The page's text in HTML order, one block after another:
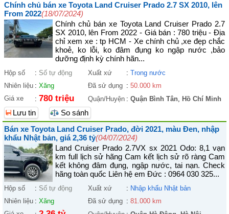
Chính chủ bán xe Toyota Land Cruiser Prado 2.7 SX 2010, lên
From 2022(18/07/2024)
Chính chủ bán xe Toyota Land Cruiser Prado 2.7
SX 2010, lên From 2022 - Giá bán : 780 triệu - Địa
chỉ xem xe : tp HCM - Xe chính chủ ,xe đẹp chắc
khoẻ, ko lỗi, ko đâm đụng ko ngập nước ,bảo
dưỡng định kỳ chính hãn...
Hộp số : Số tự động Xuất xứ : Trong nước
Nhiên liệu : Xăng Đã sử dụng : 50.000 km
Giá xe
: 780 triệu Quận/Huyện : Quận Bình Tân, Hồ Chí Minh
Lưu tin
So sánh
Bán xe Toyota Land Cruiser Prado, đời 2021, màu Đen, nhập
khẩu Nhật bản, giá 2,36 tỷ(04/07/2024)
Land Cruiser Prado 2.7VX sx 2021 Odo: 8,1 vạn
km full lịch sử hãng Cam kết lịch sử rõ ràng Cam
kết không đâm đụng, ngập nước, tai nạn. Check
hãng toàn quốc Liên hệ em Đức : 0964 030 325...
Hộp số : Số tự động Xuất xứ : Nhập khẩu Nhật bản
Nhiên liệu : Xăng Đã sử dụng : 81.000 km